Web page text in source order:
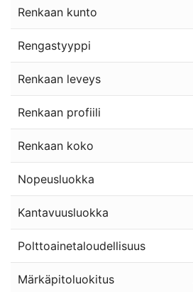
Renkaan kunto
Rengastyyppi
Renkaan leveys
Renkaan profiili
Renkaan koko
Nopeusluokka
Kantavuusluokka
Polttoainetaloudellisuus
Märkäpitoluokitus